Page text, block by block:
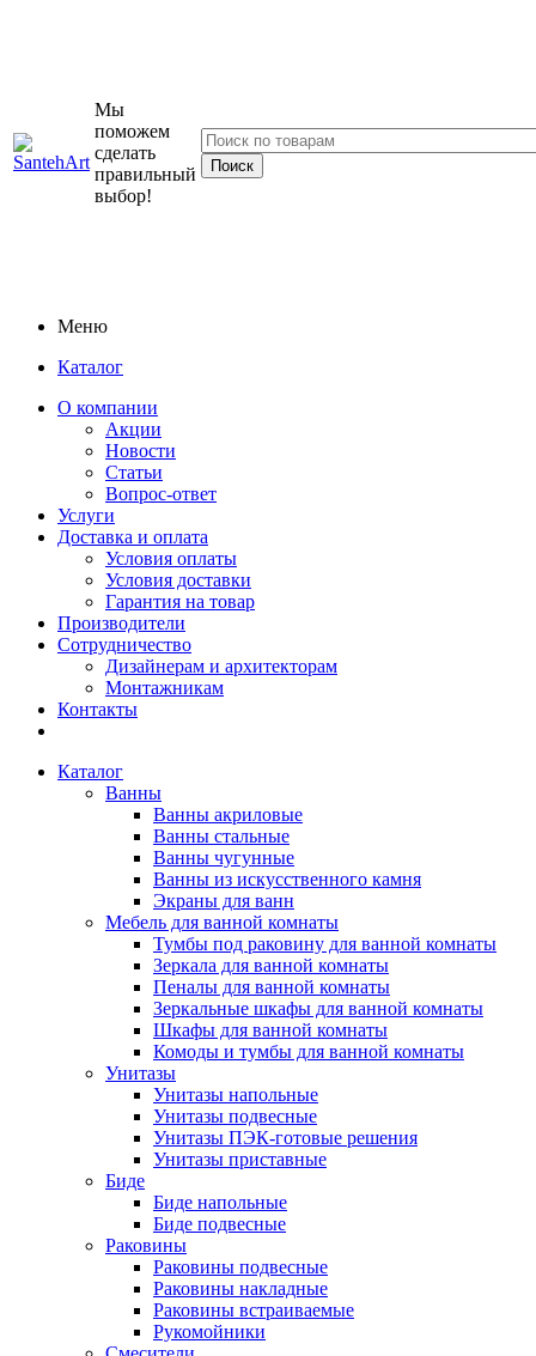
Мы
поможем
сделать
правильный
выбор!
Меню
Каталог
О компании
Акции
Новости
Статьи
Вопрос-ответ
Услуги
Доставка и оплата
Условия оплаты
Условия доставки
Гарантия на товар
Производители
Сотрудничество
Дизайнерам и архитекторам
Монтажникам
Контакты
Каталог
Ванны
Ванны акриловые
Ванны стальные
Ванны чугунные
Ванны из искусственного камня
Экраны для ванн
Мебель для ванной комнаты
Тумбы под раковину для ванной комнаты
Зеркала для ванной комнаты
Пеналы для ванной комнаты
Зеркальные шкафы для ванной комнаты
Шкафы для ванной комнаты
Комоды и тумбы для ванной комнаты
Унитазы
Унитазы напольные
Унитазы подвесные
Унитазы ПЭК-готовые решения
Унитазы приставные
Биде
Биде напольные
Биде подвесные
Раковины
Раковины подвесные
Раковины накладные
Раковины встраиваемые
Рукомойники